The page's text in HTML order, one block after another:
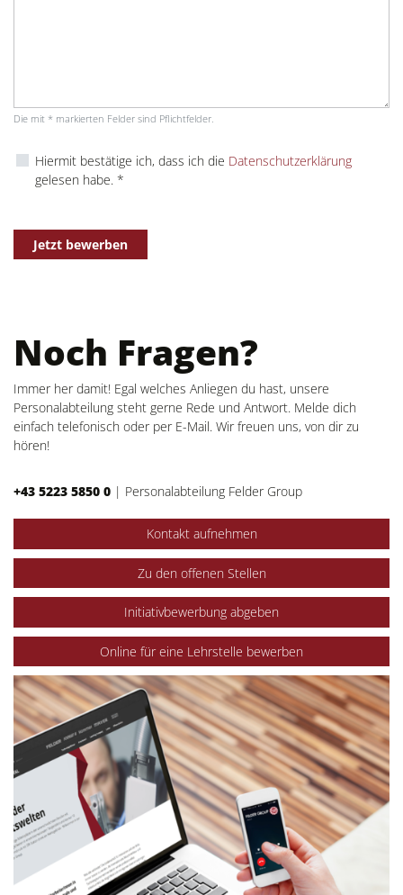
Die mit * markierten Felder sind Pflichtfelder.
Hiermit bestätige ich, dass ich die Datenschutzerklärung
gelesen habe. *
Jetzt bewerben
Noch Fragen?
Immer her damit! Egal welches Anliegen du hast, unsere
Personalabteilung steht gerne Rede und Antwort. Melde dich
einfach telefonisch oder per E-Mail. Wir freuen uns, von dir zu
hören!
+43 5223 5850 0 | Personalabteilung Felder Group
Kontakt aufnehmen
Zu den offenen Stellen
Initiativbewerbung abgeben
Online für eine Lehrstelle bewerben